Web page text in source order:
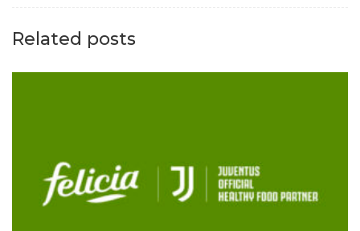
Related posts